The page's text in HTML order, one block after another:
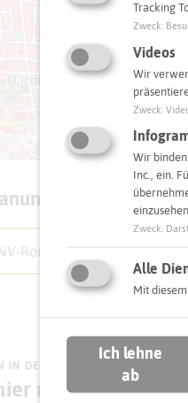
zum Ziel:
Route finden
IN DER UMGEBUNG
noch erleben
Tracking
Zweck:
Videos
Wir
Zweck:
Wir
Inc., ein.
Zweck:
Alle
Mit
Ich lehne
ab